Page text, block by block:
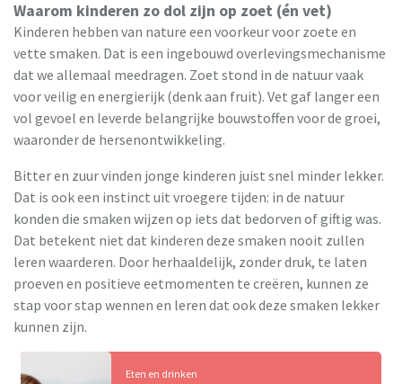
Waarom kinderen zo dol zijn op zoet (én vet)
Kinderen hebben van nature een voorkeur voor zoete en
vette smaken. Dat is een ingebouwd overlevingsmechanisme
dat we allemaal meedragen. Zoet stond in de natuur vaak
voor veilig en energierijk (denk aan fruit). Vet gaf langer een
vol gevoel en leverde belangrijke bouwstoffen voor de groei,
waaronder de hersenontwikkeling.
Bitter en zuur vinden jonge kinderen juist snel minder lekker.
Dat is ook een instinct uit vroegere tijden: in de natuur
konden die smaken wijzen op iets dat bedorven of giftig was.
Dat betekent niet dat kinderen deze smaken nooit zullen
leren waarderen. Door herhaaldelijk, zonder druk, te laten
proeven en positieve eetmomenten te creëren, kunnen ze
stap voor stap wennen en leren dat ook deze smaken lekker
kunnen zijn.
Eten en drinken